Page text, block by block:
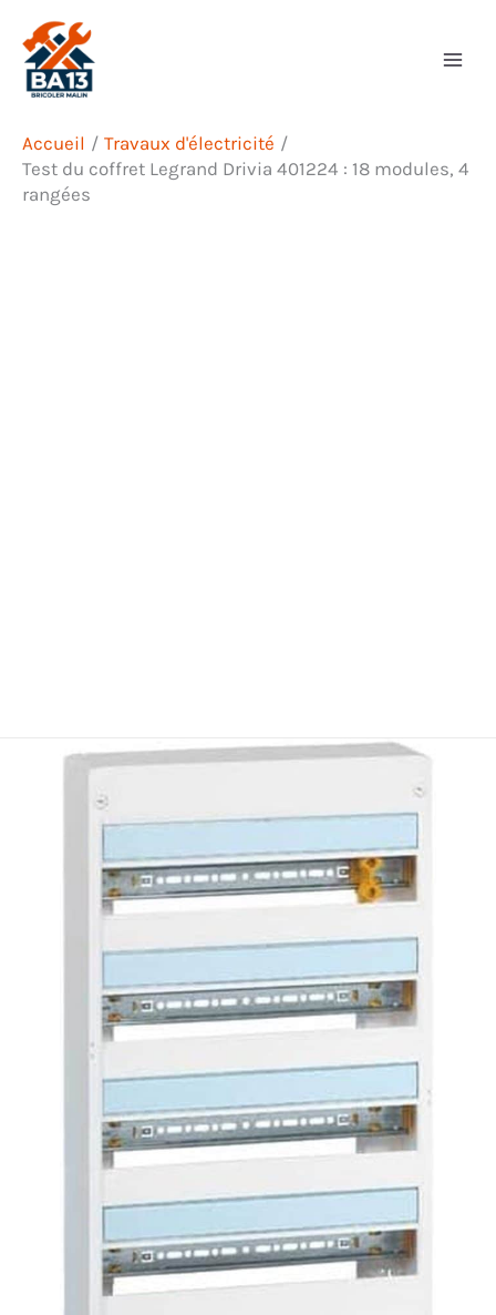
contenu
Accueil
Travaux d'électricité
Test du coffret Legrand Drivia 401224 : 18 modules, 4
rangées
Rechercher